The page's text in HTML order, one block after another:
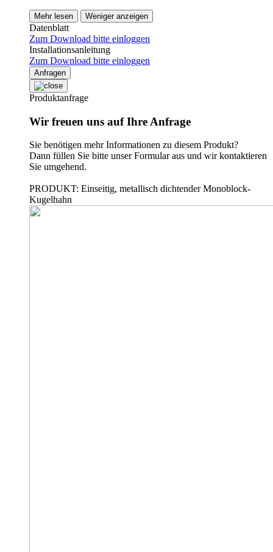
Mehr lesen Weniger anzeigen
Datenblatt
Zum Download bitte einloggen
Installationsanleitung
Zum Download bitte einloggen
Anfragen
Produktanfrage
Wir freuen uns auf Ihre Anfrage
Sie benötigen mehr Informationen zu diesem Produkt?
Dann füllen Sie bitte unser Formular aus und wir kontaktieren
Sie umgehend.
PRODUKT: Einseitig, metallisch dichtender Monoblock-
Kugelhahn